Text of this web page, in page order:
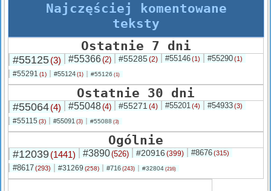
Najczęściej komentowane
teksty
Ostatnie 7 dni
#55125(3) #55366(2) #55285(2) #55146(1) #55290(1)
#55291 (1) #55124 (1) #55126 (1)
Ostatnie 30 dni
#55064(4) #55048(4) #55271 (4) #55201(4) #54933(3)
#55115 (3) #55091 (3) #55088 (3)
Ogólnie
#12039(1441) #3890(526) #20916 (399) #8676(315)
#8617(293) #31269 (258) #716 (243) #32804 (216)